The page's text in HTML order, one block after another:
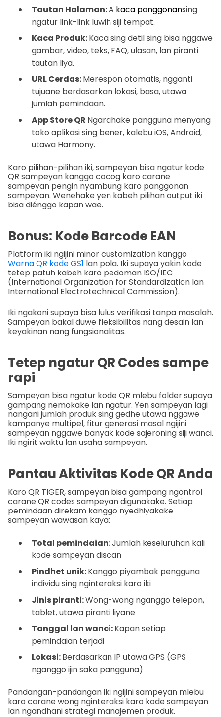
Tautan Halaman:A kaca panggonansing
ngatur link-link luwih siji tempat.
Kaca Produk:Kaca sing detil sing bisa nggawe
gambar, video, teks, FAQ, ulasan, lan piranti
tautan liya.
URL Cerdas:Merespon otomatis, ngganti
tujuane berdasarkan lokasi, basa, utawa
jumlah pemindaan.
App Store QR Ngarahake pangguna menyang
toko aplikasi sing bener, kalebu iOS, Android,
utawa Harmony.
Karo pilihan-pilihan iki, sampeyan bisa ngatur kode
QR sampeyan kanggo cocog karo carane
sampeyan pengin nyambung karo panggonan
sampeyan. Wenehake yen kabeh pilihan output iki
bisa diénggo kapan wae.
Bonus: Kode Barcode EAN
Platform iki ngijini minor customization kanggo
Warna QR kode GS1 lan pola. Iki supaya yakin kode
tetep patuh kabeh karo pedoman ISO/IEC
(International Organization for Standardization lan
International Electrotechnical Commission).
Iki ngakoni supaya bisa lulus verifikasi tanpa masalah.
Sampeyan bakal duwe fleksibilitas nang desain lan
keyakinan nang fungsionalitas.
Tetep ngatur QR Codes sampe
rapi
Sampeyan bisa ngatur kode QR mlebu folder supaya
gampang nemokake lan ngatur. Yen sampeyan lagi
nangani jumlah produk sing gedhe utawa nggawe
kampanye multipel, fitur generasi masal ngijini
sampeyan nggawe banyak kode sajeroning siji wanci.
Iki ngirit waktu lan usaha sampeyan.
Pantau Aktivitas Kode QR Anda
Karo QR TIGER, sampeyan bisa gampang ngontrol
carane QR codes sampeyan digunakake. Setiap
pemindaan direkam kanggo nyedhiyakake
sampeyan wawasan kaya:
Total pemindaian:Jumlah keseluruhan kali
kode sampeyan discan
Pindhet unik:Kanggo piyambak pengguna
individu sing nginteraksi karo iki
Jinis piranti:Wong-wong nganggo telepon,
tablet, utawa piranti liyane
Tanggal lan wanci:Kapan setiap
pemindaian terjadi
Lokasi:Berdasarkan IP utawa GPS (GPS
nganggo ijin saka pangguna)
Pandangan-pandangan iki ngijini sampeyan mlebu
karo carane wong nginteraksi karo kode sampeyan
lan ngandhani strategi manajemen produk.